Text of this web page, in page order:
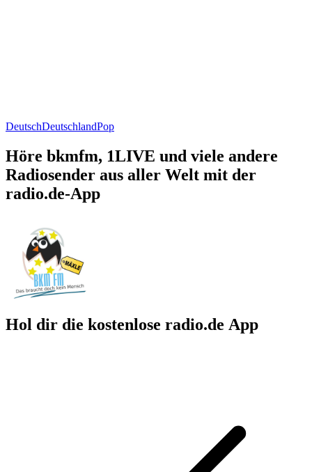
DeutschDeutschlandPop
Höre bkmfm, 1LIVE und viele andere
Radiosender aus aller Welt mit der
radio.de-App
Hol dir die kostenlose radio.de App